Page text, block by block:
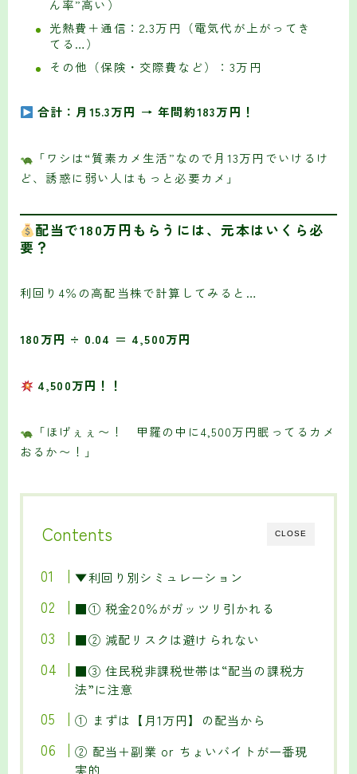
ん率”高い）
光熱費＋通信：2.3万円（電気代が上がってき
てる…）
その他（保険・交際費など）：3万円
合計：月15.3万円 → 年間約183万円！
「ワシは“質素カメ生活”なので月13万円でいけるけ
ど、誘惑に弱い人はもっと必要カメ」
配当で180万円もらうには、元本はいくら必
要？
利回り4％の高配当株で計算してみると…
180万円 ÷ 0.04 ＝ 4,500万円
4,500万円！！
「ほげぇぇ〜！ 甲羅の中に4,500万円眠ってるカメ
おるか〜！」
CLOSE
Contents
▼利回り別シミュレーション
■① 税金20％がガッツリ引かれる
■② 減配リスクは避けられない
■③ 住民税非課税世帯は“配当の課税方
法”に注意
① まずは【月1万円】の配当から
② 配当＋副業 or ちょいバイトが一番現
実的